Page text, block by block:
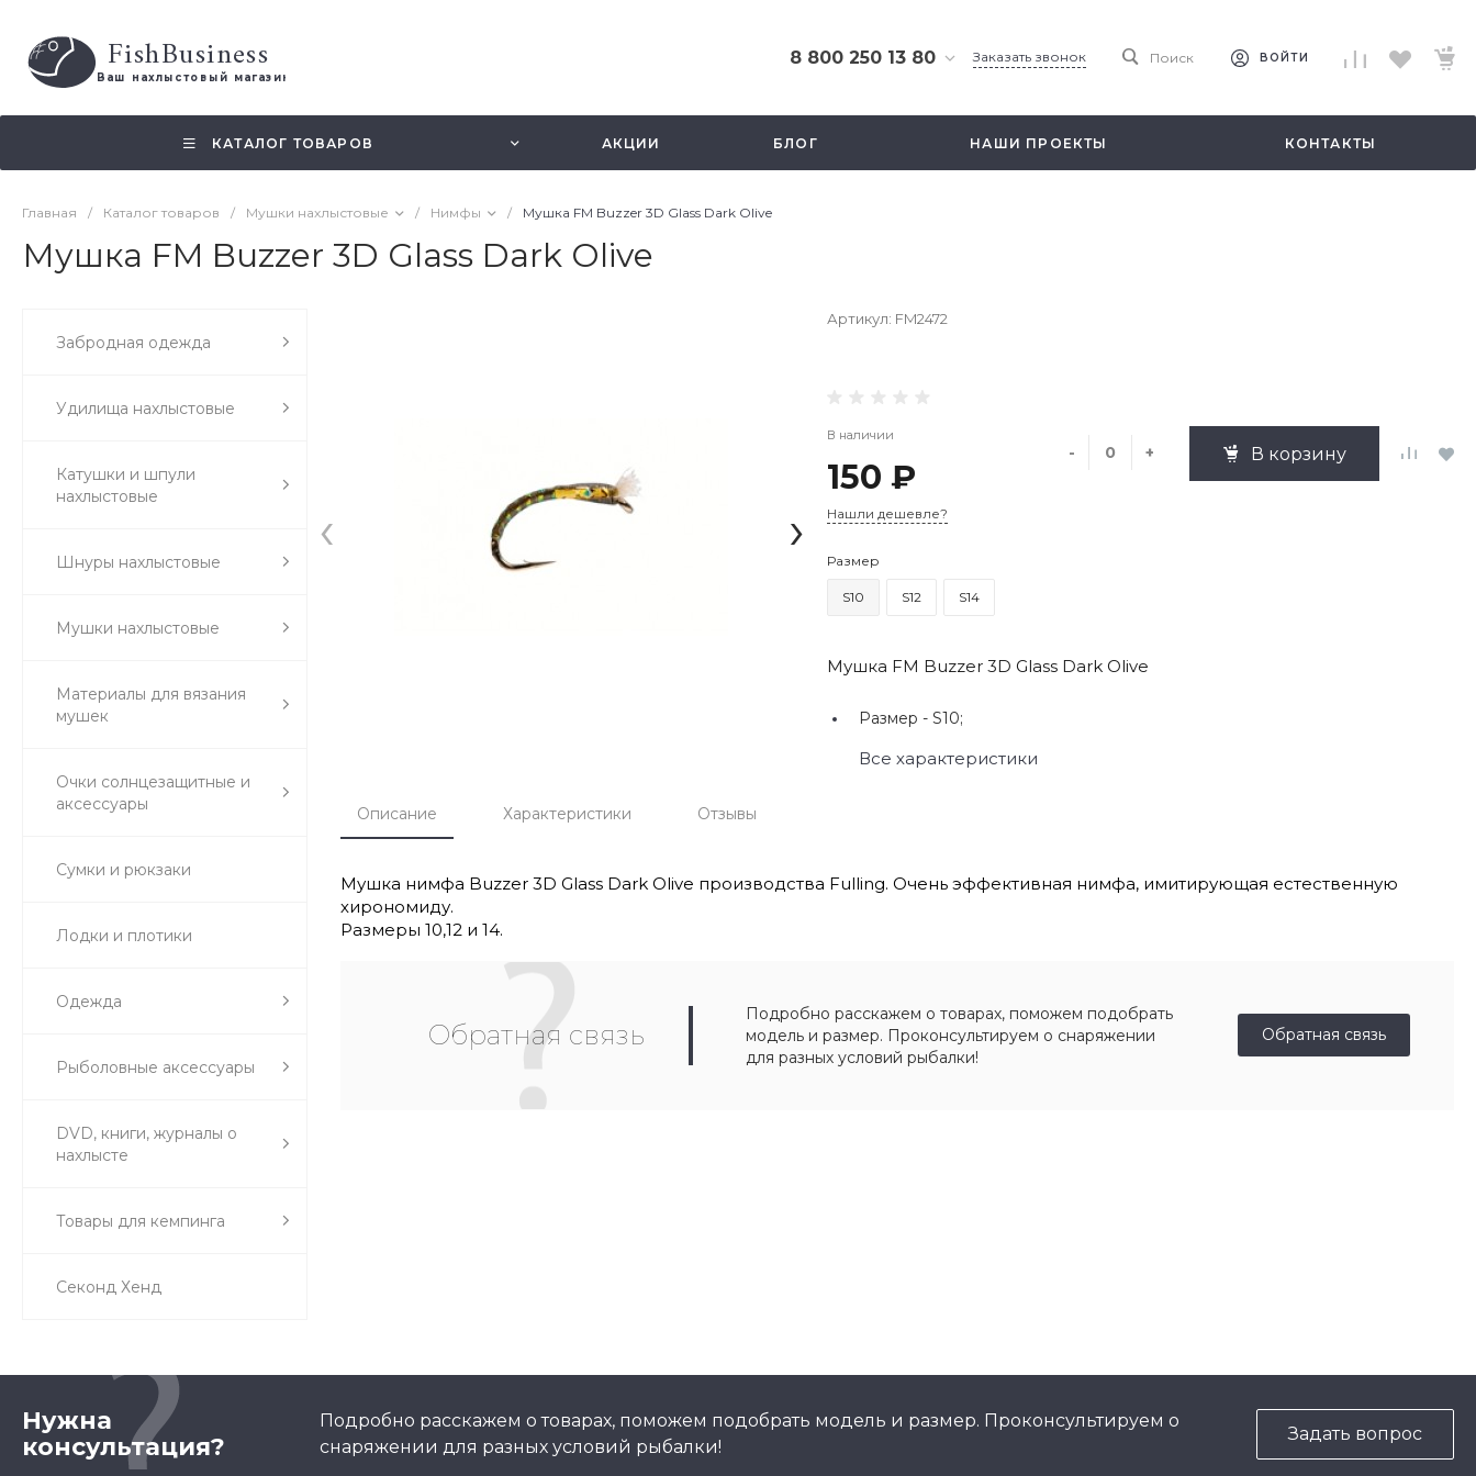
FishBusiness
Ваш нахлыстовый магазин
8 800 250 13 80
ул. Смольная 63б, этаж
2.5
info@fishbusinezz.ru
Заказать звонок Поиск ВОЙТИ
КАТАЛОГ ТОВАРОВ АКЦИИ БЛОГ НАШИ ПРОЕКТЫ КОНТАКТЫ
Главная / Каталог товаров / Мушки нахлыстовые / Нимфы / Мушка FM Buzzer 3D Glass Dark Olive
Мушка FM Buzzer 3D Glass Dark Olive
Забродная одежда
Удилища нахлыстовые
Катушки и шпули
нахлыстовые
Шнуры нахлыстовые
Мушки нахлыстовые
Материалы для вязания
мушек
Очки солнцезащитные и
аксессуары
Сумки и рюкзаки
Лодки и плотики
Одежда
Рыболовные аксессуары
DVD, книги, журналы о
нахлысте
Товары для кемпинга
Секонд Хенд
‹ ›
Артикул: FM2472
В наличии
150 ₽
- + В корзину
Нашли дешевле?
Размер
S10 S12 S14
Мушка FM Buzzer 3D Glass Dark Olive
Размер - S10;
Все характеристики
Описание Характеристики Отзывы
Мушка нимфа Buzzer 3D Glass Dark Olive производства Fulling. Очень эффективная нимфа, имитирующая естественную
хирономиду.
Размеры 10,12 и 14.
Обратная связь
Подробно расскажем о товарах, поможем подобрать
модель и размер. Проконсультируем о снаряжении
для разных условий рыбалки!
Обратная связь
Нужна
консультация?
Подробно расскажем о товарах, поможем подобрать модель и размер. Проконсультируем о
снаряжении для разных условий рыбалки!
Задать вопрос